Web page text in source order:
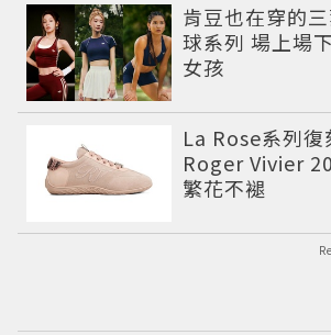
肯豆也在穿的
球系列 場上場
女孩
La Rose系列復
Roger Vivier
繁花不褪